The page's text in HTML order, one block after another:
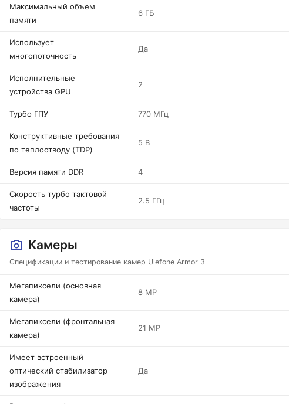
Максимальный объем
памяти
6 ГБ
Использует
многопоточность
Да
Исполнительные
устройства GPU
2
Турбо ГПУ 770 МГц
Конструктивные требования
по теплоотводу (TDP)
5 В
Версия памяти DDR 4
Скорость турбо тактовой
частоты
2.5 ГГц
Камеры
Спецификации и тестирование камер Ulefone Armor 3
Мегапиксели (основная
камера)
8 MP
Мегапиксели (фронтальная
камера)
21 MP
Имеет встроенный
оптический стабилизатор
изображения
Да